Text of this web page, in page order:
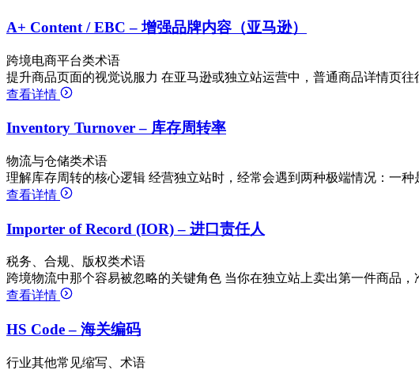
A+ Content / EBC – 增强品牌内容（亚马逊）
跨境电商平台类术语
提升商品页面的视觉说服力 在亚马逊或独立站运营中，普通商品详情页
查看详情
Inventory Turnover – 库存周转率
物流与仓储类术语
理解库存周转的核心逻辑 经营独立站时，经常会遇到两种极端情况：一
查看详情
Importer of Record (IOR) – 进口责任人
税务、合规、版权类术语
跨境物流中那个容易被忽略的关键角色 当你在独立站上卖出第一件商品
查看详情
HS Code – 海关编码
行业其他常见缩写、术语